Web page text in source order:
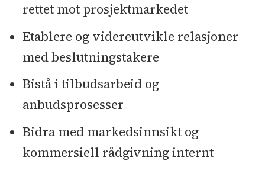
rettet mot prosjektmarkedet
Etablere og videreutvikle relasjoner
med beslutningstakere
Bistå i tilbudsarbeid og
anbudsprosesser
Bidra med markedsinnsikt og
kommersiell rådgivning internt